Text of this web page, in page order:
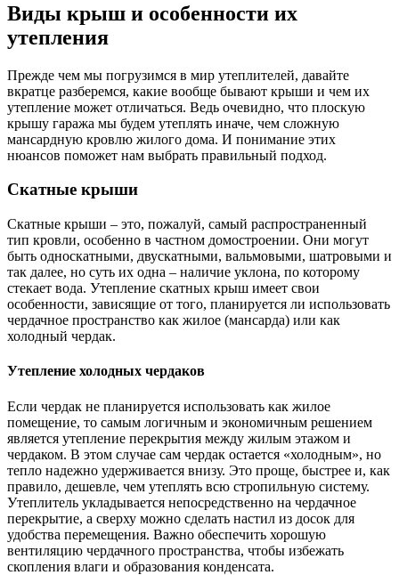
Виды крыш и особенности их
утепления
Прежде чем мы погрузимся в мир утеплителей, давайте
вкратце разберемся, какие вообще бывают крыши и чем их
утепление может отличаться. Ведь очевидно, что плоскую
крышу гаража мы будем утеплять иначе, чем сложную
мансардную кровлю жилого дома. И понимание этих
нюансов поможет нам выбрать правильный подход.
Скатные крыши
Скатные крыши – это, пожалуй, самый распространенный
тип кровли, особенно в частном домостроении. Они могут
быть односкатными, двускатными, вальмовыми, шатровыми и
так далее, но суть их одна – наличие уклона, по которому
стекает вода. Утепление скатных крыш имеет свои
особенности, зависящие от того, планируется ли использовать
чердачное пространство как жилое (мансарда) или как
холодный чердак.
Утепление холодных чердаков
Если чердак не планируется использовать как жилое
помещение, то самым логичным и экономичным решением
является утепление перекрытия между жилым этажом и
чердаком. В этом случае сам чердак остается «холодным», но
тепло надежно удерживается внизу. Это проще, быстрее и, как
правило, дешевле, чем утеплять всю стропильную систему.
Утеплитель укладывается непосредственно на чердачное
перекрытие, а сверху можно сделать настил из досок для
удобства перемещения. Важно обеспечить хорошую
вентиляцию чердачного пространства, чтобы избежать
скопления влаги и образования конденсата.